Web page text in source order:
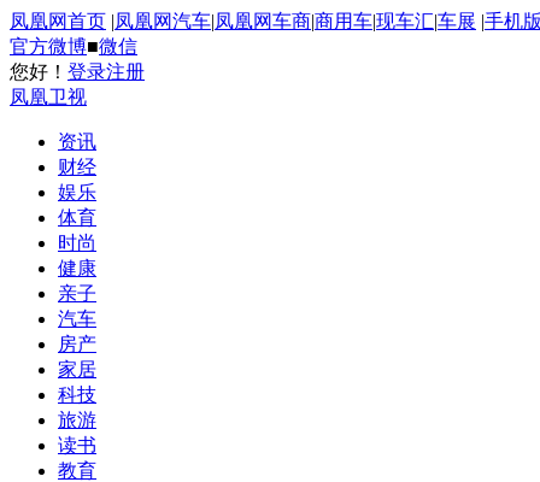
凤凰网首页 |凤凰网汽车|凤凰网车商|商用车|现车汇|车展 |手机版
官方微博■微信
您好！ 登录注册
凤凰卫视
资讯
财经
娱乐
体育
时尚
健康
亲子
汽车
房产
家居
科技
旅游
读书
教育